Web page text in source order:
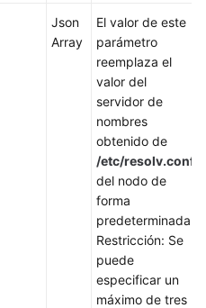
Json
Array
El valor de este
parámetro
reemplaza el
valor del
servidor de
nombres
obtenido de
/etc/resolv.conf
del nodo de
forma
predeterminada.
Restricción: Se
puede
especificar un
máximo de tres